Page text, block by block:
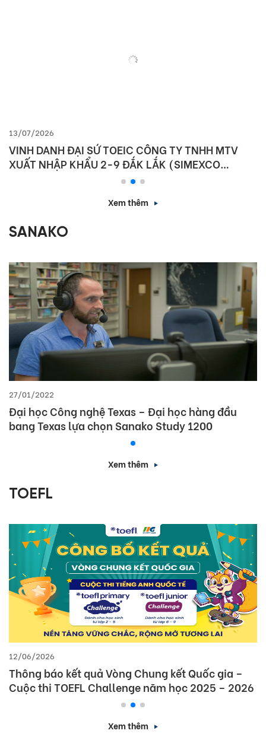
13/07/2026
VINH DANH ĐẠI SỨ TOEIC CÔNG TY TNHH MTV
XUẤT NHẬP KHẨU 2-9 ĐẮK LẮK (SIMEXCO
Xem thêm
SANAKO
27/01/2022
Đại học Công nghệ Texas – Đại học hàng đầu
bang Texas lựa chọn Sanako Study 1200
Xem thêm
TOEFL
12/06/2026
Thông báo kết quả Vòng Chung kết Quốc gia –
Cuộc thi TOEFL Challenge năm học 2025 – 2026
Xem thêm